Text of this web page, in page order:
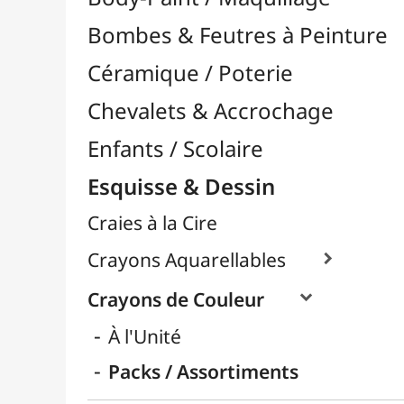
Craies à la Cire
Crayons Aquarellables 
Crayons de Couleur 
Packs / Assortiments
Crayons Esquisse

Fusain
Graphite / Plomb

Porte-Mines
Feutres & Stylos
Librairie / Livres
Médiums, Vernis & Colles